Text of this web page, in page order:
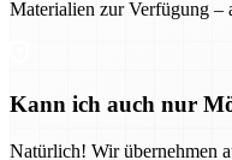
Materialien zur Verfügung –
Kann ich auch nur
Natürlich! Wir übernehmen